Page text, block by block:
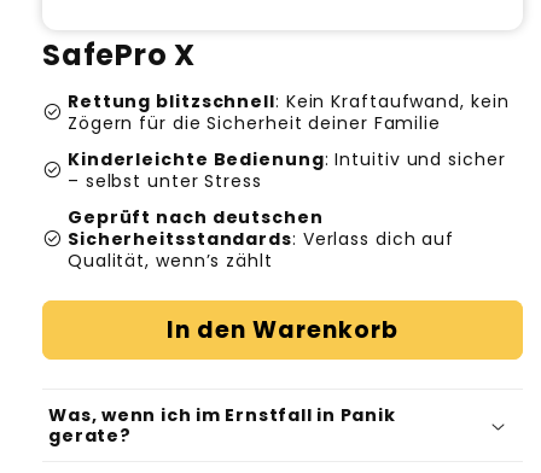
SafePro X
check_circle Rettung blitzschnell: Kein Kraftaufwand, kein
Zögern für die Sicherheit deiner Familie
check_circle Kinderleichte Bedienung: Intuitiv und sicher
– selbst unter Stress
check_circle
Geprüft nach deutschen
Sicherheitsstandards: Verlass dich auf
Qualität, wenn’s zählt
In den Warenkorb
Was, wenn ich im Ernstfall in Panik
gerate?